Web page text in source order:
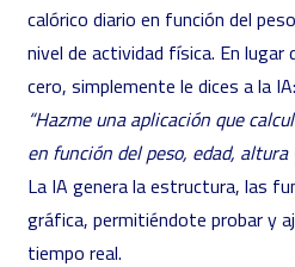
calórico diario en función del
nivel de actividad física. En lugar
cero, simplemente le dices a la IA:
“Hazme una aplicación que
en función del peso, edad,
La IA genera la estructura, las
gráfica, permitiéndote probar y
tiempo real.